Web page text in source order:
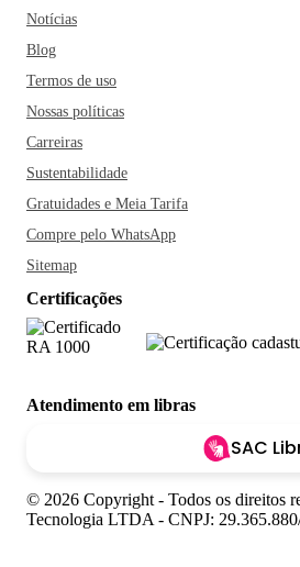
Notícias
Blog
Termos de uso
Nossas políticas
Carreiras
Sustentabilidade
Gratuidades e Meia Tarifa
Compre pelo WhatsApp
Sitemap
Certificações
Atendimento em libras
SAC
© 2026 Copyright - Todos os direitos
Tecnologia LTDA - CNPJ: